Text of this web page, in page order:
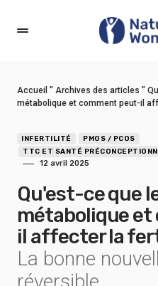
Accueil " Archives des articles "
métabolique et comment peut-il
INFERTILITÉ
PMOS / PCOS
TTC ET SANTÉ
12 avril 2025
Qu'est-ce que
métabolique
il affecter la
La bonne